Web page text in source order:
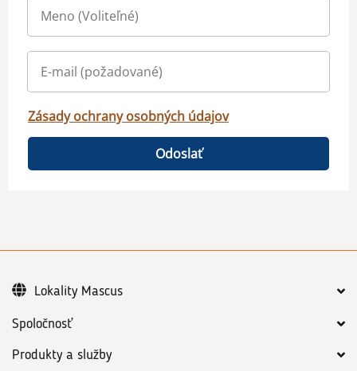
Zásady ochrany osobných údajov
Odoslať
Spoločnosť
Produkty a služby
Lokality Mascus